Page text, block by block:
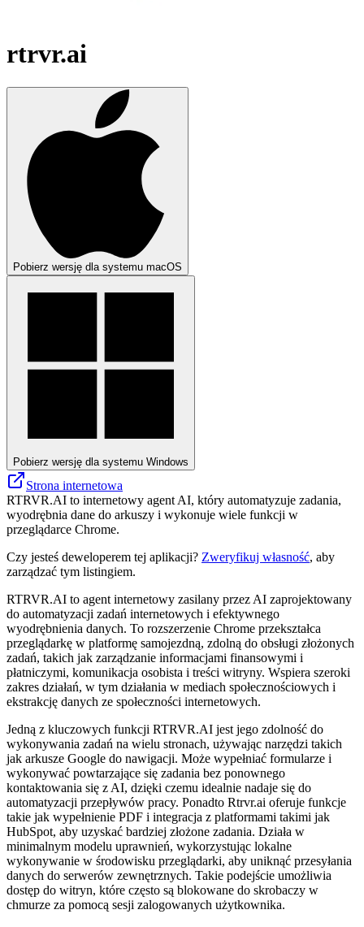
rtrvr.ai
Pobierz wersję dla systemu macOS
Pobierz wersję dla systemu Windows
Strona internetowa
RTRVR.AI to internetowy agent AI, który automatyzuje zadania,
wyodrębnia dane do arkuszy i wykonuje wiele funkcji w
przeglądarce Chrome.
Czy jesteś deweloperem tej aplikacji? Zweryfikuj własność, aby
zarządzać tym listingiem.
RTRVR.AI to agent internetowy zasilany przez AI zaprojektowany
do automatyzacji zadań internetowych i efektywnego
wyodrębnienia danych. To rozszerzenie Chrome przekształca
przeglądarkę w platformę samojezdną, zdolną do obsługi złożonych
zadań, takich jak zarządzanie informacjami finansowymi i
płatniczymi, komunikacja osobista i treści witryny. Wspiera szeroki
zakres działań, w tym działania w mediach społecznościowych i
ekstrakcję danych ze społeczności internetowych.
Jedną z kluczowych funkcji RTRVR.AI jest jego zdolność do
wykonywania zadań na wielu stronach, używając narzędzi takich
jak arkusze Google do nawigacji. Może wypełniać formularze i
wykonywać powtarzające się zadania bez ponownego
kontaktowania się z AI, dzięki czemu idealnie nadaje się do
automatyzacji przepływów pracy. Ponadto Rtrvr.ai oferuje funkcje
takie jak wypełnienie PDF i integracja z platformami takimi jak
HubSpot, aby uzyskać bardziej złożone zadania. Działa w
minimalnym modelu uprawnień, wykorzystując lokalne
wykonywanie w środowisku przeglądarki, aby uniknąć przesyłania
danych do serwerów zewnętrznych. Takie podejście umożliwia
dostęp do witryn, które często są blokowane do skrobaczy w
chmurze za pomocą sesji zalogowanych użytkownika.